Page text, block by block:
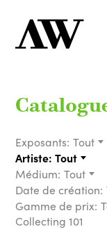
Exposants: Tout
Artiste: Tout
Médium: Tout
Date de création:
Gamme de prix:
Collecting 101